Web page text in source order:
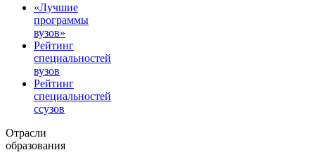
«Лучшие
программы
вузов»
Рейтинг
специальностей
вузов
Рейтинг
специальностей
ссузов
Отрасли
образования